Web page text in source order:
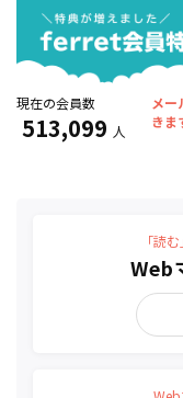
現在の会員数
513,099 人
メー
き
「読
Web